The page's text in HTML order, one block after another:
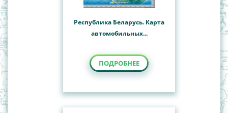
Республика Беларусь. Карта
автомобильных...
ПОДРОБНЕЕ